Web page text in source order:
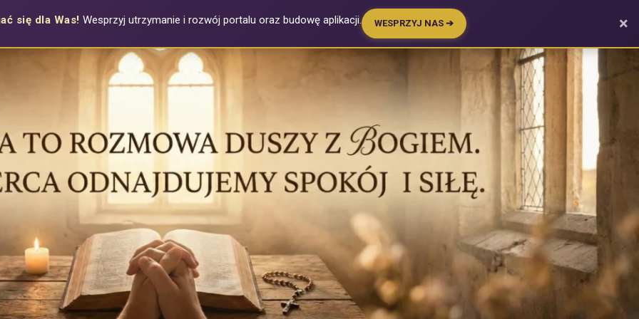
się dla Was! Wesprzyj utrzymanie i rozwój portalu oraz budowę aplikacji. WESPRZYJ NAS ➔ ×